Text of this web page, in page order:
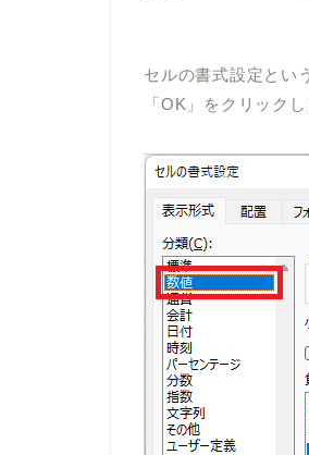
セルの書式設定とい
「OK 」をクリックし